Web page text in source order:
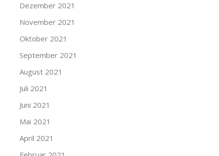
Dezember 2021
November 2021
Oktober 2021
September 2021
August 2021
Juli 2021
Juni 2021
Mai 2021
April 2021